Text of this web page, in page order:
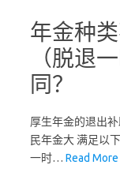
年金种
（脱退
同？
厚生年金的退出
民年金大 满足以
一时… Read More